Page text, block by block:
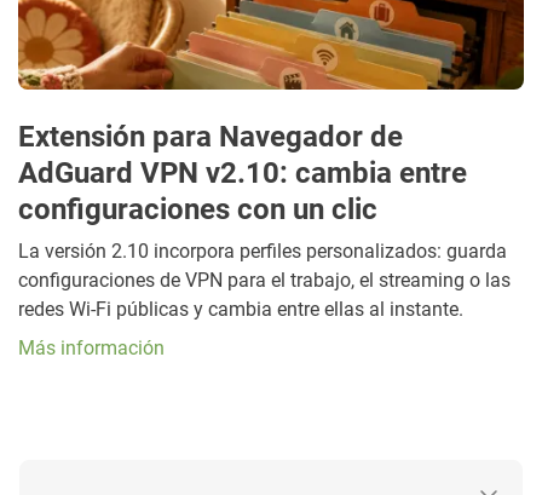
Extensión para Navegador de
AdGuard VPN v2.10: cambia entre
configuraciones con un clic
La versión 2.10 incorpora perfiles personalizados: guarda
configuraciones de VPN para el trabajo, el streaming o las
redes Wi-Fi públicas y cambia entre ellas al instante.
Más información